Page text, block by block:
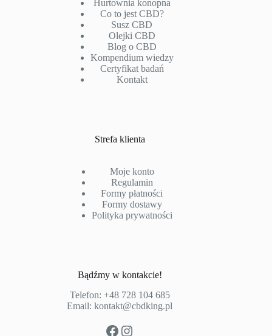
Hurtownia konopna
Co to jest CBD?
Susz CBD
Olejki CBD
Blog o CBD
Kompendium wiedzy
Certyfikat badań
Kontakt
Strefa klienta
Moje konto
Regulamin
Formy płatności
Formy dostawy
Polityka prywatności
Bądźmy w kontakcie!
Telefon: +48 728 104 685
Email:kontakt@cbdking.pl
Facebook
Instagram